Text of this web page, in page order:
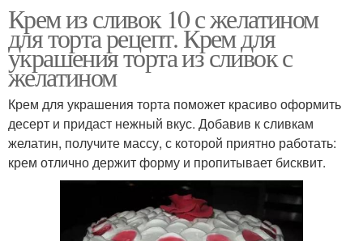
Крем из сливок 10 с желатином
для торта рецепт. Крем для
украшения торта из сливок с
желатином
Крем для украшения торта поможет красиво оформить
десерт и придаст нежный вкус. Добавив к сливкам
желатин, получите массу, с которой приятно работать:
крем отлично держит форму и пропитывает бисквит.